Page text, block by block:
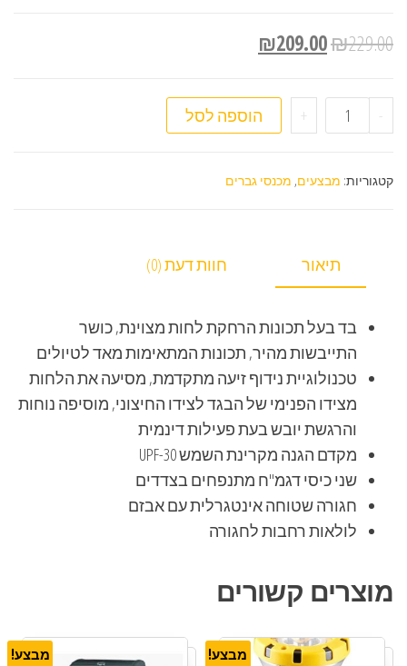
₪229.00
₪209.00
- כמות של מכנסי מטיילים מתקצרים Aztec Oberon Conv
+ הוספה לסל
קטגוריות: מבצעים, מכנסי גברים
תיאור חוות דעת (0)
בד בעל תכונות הרחקת לחות מצוינת, כושר
התייבשות מהיר, תכונות המתאימות מאד לטיולים
טכנולוגיית נידוף זיעה מתקדמת, מסיעה את הלחות
מצידו הפנימי של הבגד לצידו החיצוני, מוסיפה נוחות
והרגשת יובש בעת פעילות דינמית
מקדם הגנה מקרינת השמש UPF-30
שני כיסי דגמ"ח מתנפחים בצדדים
חגורה שטוחה אינטגרלית עם אבזם
לולאות רחבות לחגורה
מוצרים קשורים
מבצע! מבצע!